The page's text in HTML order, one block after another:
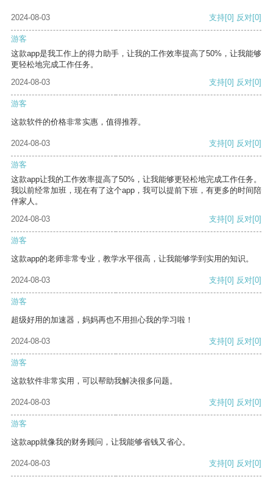
2024-08-03 支持[0] 反对[0]
游客
这款app是我工作上的得力助手，让我的工作效率提高了50%，让我能够
更轻松地完成工作任务。
2024-08-03
支持[0] 反对[0]
游客
这款软件的价格非常实惠，值得推荐。
2024-08-03 支持[0] 反对[0]
游客
这款app让我的工作效率提高了50%，让我能够更轻松地完成工作任务。
我以前经常加班，现在有了这个app，我可以提前下班，有更多的时间陪
伴家人。
2024-08-03
支持[0] 反对[0]
游客
这款app的老师非常专业，教学水平很高，让我能够学到实用的知识。
2024-08-03 支持[0] 反对[0]
游客
超级好用的加速器，妈妈再也不用担心我的学习啦！
2024-08-03 支持[0] 反对[0]
游客
这款软件非常实用，可以帮助我解决很多问题。
2024-08-03 支持[0] 反对[0]
游客
这款app就像我的财务顾问，让我能够省钱又省心。
2024-08-03 支持[0] 反对[0]